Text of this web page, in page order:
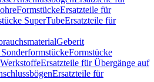
FormstückeErsatzteile für
SuperTubeErsatzteile für
Geberit
Formstücke
Ersatzteile für Übergänge auf
Ersatzteile für